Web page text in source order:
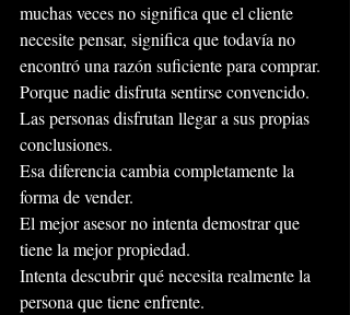
muchas veces no significa que el cliente
necesite pensar, significa que todavía no
encontró una razón suficiente para comprar.
Porque nadie disfruta sentirse convencido.
Las personas disfrutan llegar a sus propias
conclusiones.
Esa diferencia cambia completamente la
forma de vender.
El mejor asesor no intenta demostrar que
tiene la mejor propiedad.
Intenta descubrir qué necesita realmente la
persona que tiene enfrente.